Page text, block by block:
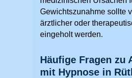
Gewichtszunahme sollte
ärztlicher oder
eingeholt werden.
Häufige Fragen zu
mit Hypnose in